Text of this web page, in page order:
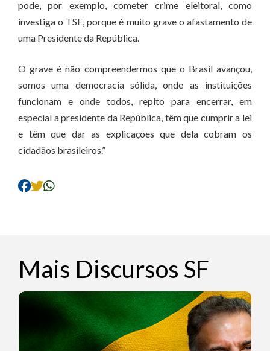
pode, por exemplo, cometer crime eleitoral, como
investiga o TSE, porque é muito grave o afastamento de
uma Presidente da República.
O grave é não compreendermos que o Brasil avançou,
somos uma democracia sólida, onde as instituições
funcionam e onde todos, repito para encerrar, em
especial a presidente da República, têm que cumprir a lei
e têm que dar as explicações que dela cobram os
cidadãos brasileiros.”
Mais Discursos SF